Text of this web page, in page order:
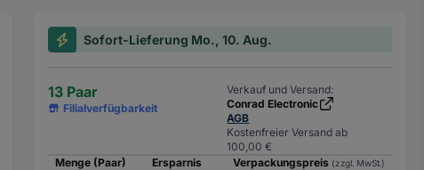
Sofort-Lieferung Mo., 10. Aug.
13 Paar
Filialverfügbarkeit
Verkauf und Versand:
Conrad Electronic
AGB
Kostenfreier Versand ab
100,00 €
Menge (Paar)
Ersparnis Verpackungspreis (zzgl. MwSt.)